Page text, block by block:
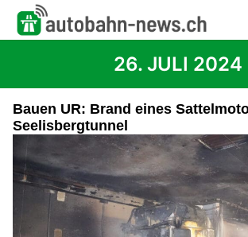
26. JULI 2024
Bauen UR: Brand eines
Seelisbergtunnel